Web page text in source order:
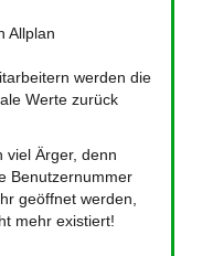
Allplan
werden die
Werte zurück
viel Ärger, denn
Benutzernummer
geöffnet werden,
mehr existiert!